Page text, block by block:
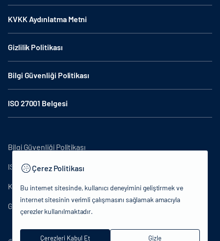
KVKK Aydınlatma Metni
Gizlilik Politikası
Bilgi Güvenliği Politikası
ISO 27001 Belgesi
Bilgi Güvenliği Politikası
ISO27001
KVKK Aydınlatma Metni
Gizlilik Politikası
Çerez Politikası
Bu internet sitesinde, kullanıcı deneyimini geliştirmek ve
internet sitesinin verimli çalışmasını sağlamak amacıyla
çerezler kullanılmaktadır.
Çerezleri Kabul Et Gizle